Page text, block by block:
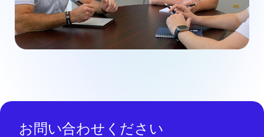
お問い合わせください